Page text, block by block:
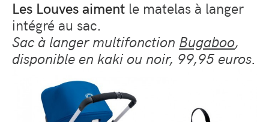
Les Louves aiment le matelas à langer
intégré au sac.
Sac à langer multifonction Bugaboo,
disponible en kaki ou noir, 99,95 euros.